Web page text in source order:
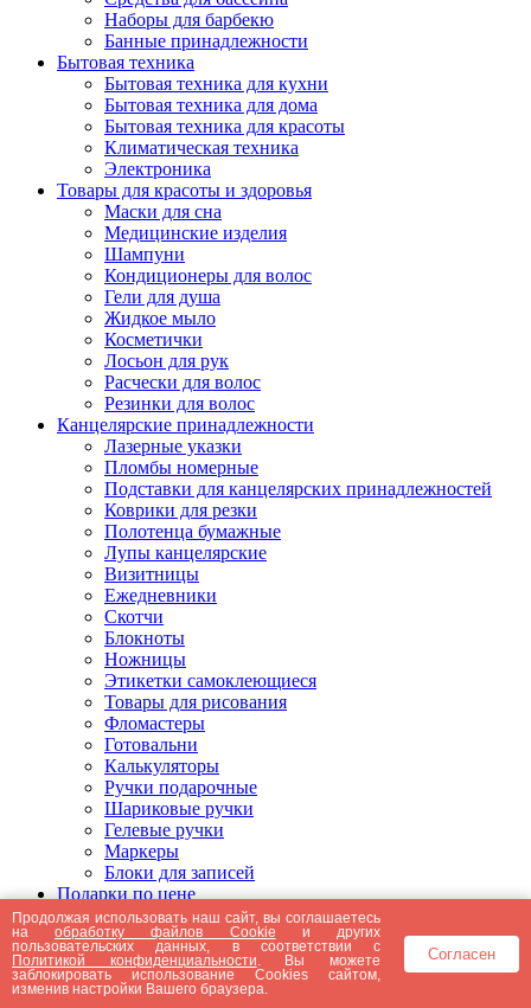
Наборы для барбекю
Банные принадлежности
Бытовая техника
Бытовая техника для кухни
Бытовая техника для дома
Бытовая техника для красоты
Климатическая техника
Электроника
Товары для красоты и здоровья
Маски для сна
Медицинские изделия
Шампуни
Кондиционеры для волос
Гели для душа
Жидкое мыло
Косметички
Лосьон для рук
Расчески для волос
Резинки для волос
Канцелярские принадлежности
Лазерные указки
Пломбы номерные
Подставки для канцелярских принадлежностей
Коврики для резки
Полотенца бумажные
Лупы канцелярские
Визитницы
Ежедневники
Скотчи
Блокноты
Ножницы
Этикетки самоклеющиеся
Товары для рисования
Фломастеры
Готовальни
Калькуляторы
Ручки подарочные
Шариковые ручки
Гелевые ручки
Маркеры
Блоки для записей
Подарки по цене
Подарки от 5000 рублей
Подарки до 5000 рублей
Подарки до 3000 рублей
Подарки до 2000 рублей
Подарки до 1000 рублей
Продолжая использовать наш сайт, вы соглашаетесь
наобработку файлов Cookie и других
пользовательских данных, в соответствии с
Политикой конфиденциальности . Вы можете
заблокировать использование Cookies сайтом,
изменив настройки Вашего браузера.
Согласен